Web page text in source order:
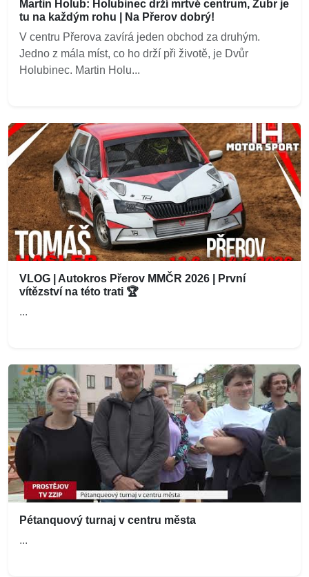
Martin Holub: Holubinec drží mrtvé centrum, Zubr je
tu na každým rohu | Na Přerov dobrý!
V centru Přerova zavírá jeden obchod za druhým.
Jedno z mála míst, co ho drží při životě, je Dvůr
Holubinec. Martin Holu...
VLOG | Autokros Přerov MMČR 2026 | První
vítězství na této trati 🏆
...
Pétanquový turnaj v centru města
...